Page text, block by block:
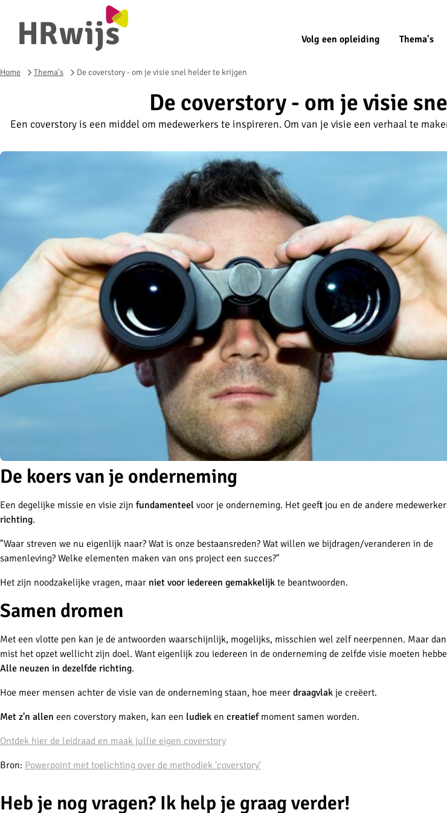
Volg een opleiding Thema's
Home Thema's De coverstory - om je visie snel helder te krijgen
De coverstory - om je visie
Een coverstory is een middel om medewerkers te inspireren. Om van je visie een verhaal te
De koers van je onderneming
Een degelijke missie en visie zijn fundamenteel voor je onderneming. Het geeft jou en de andere
richting.
"Waar streven we nu eigenlijk naar? Wat is onze bestaansreden? Wat willen we bijdragen/veranderen in de
samenleving? Welke elementen maken van ons project een succes?"
Het zijn noodzakelijke vragen, maar niet voor iedereen gemakkelijk te beantwoorden.
Samen dromen
Met een vlotte pen kan je de antwoorden waarschijnlijk, mogelijks, misschien wel zelf neerpennen. Maar dan
mist het opzet wellicht zijn doel. Want eigenlijk zou iedereen in de onderneming de zelfde visie moeten
Alle neuzen in dezelfde richting.
Hoe meer mensen achter de visie van de onderneming staan, hoe meer draagvlak je creëert.
Met z'n allen een coverstory maken, kan een ludiek en creatiefmoment samen worden.
Ontdek hier de leidraad en maak jullie eigen coverstory
Bron: Powerpoint met toelichting over de methodiek 'coverstory'
Heb je nog vragen? Ik help je graag verder!